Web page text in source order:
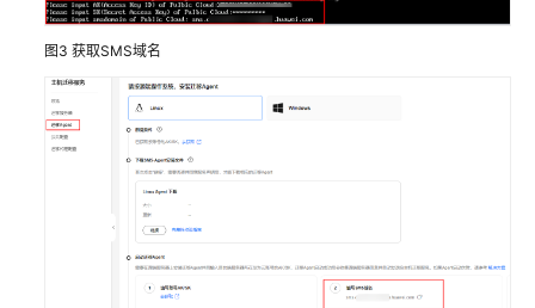
和
数
区
迁
图3 获取SMS域名